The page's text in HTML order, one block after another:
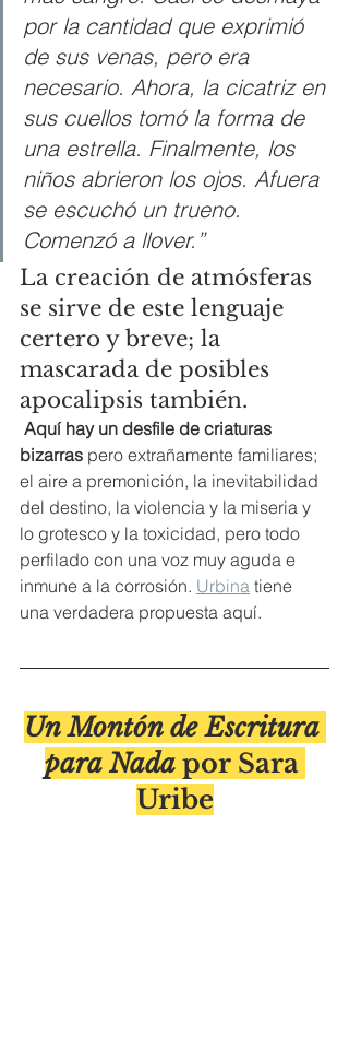
por la cantidad que exprimió
de sus venas, pero era
necesario. Ahora, la cicatriz en
sus cuellos tomó la forma de
una estrella. Finalmente, los
niños abrieron los ojos. Afuera
se escuchó un trueno.
Comenzó a llover.”
La creación de atmósferas
se sirve de este lenguaje
certero y breve; la
mascarada de posibles
apocalipsis también.
Aquí hay un desfile de criaturas
bizarras pero extrañamente familiares;
el aire a premonición, la inevitabilidad
del destino, la violencia y la miseria y
lo grotesco y la toxicidad, pero todo
perfilado con una voz muy aguda e
inmune a la corrosión. Urbina tiene
una verdadera propuesta aquí.
Un Montón de Escritura
para Nada por Sara
Uribe